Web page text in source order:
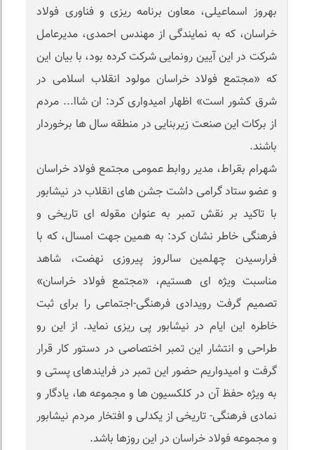
بهروز اسماعیلی، معاون برنامه ریزی و فناوری فولاد
خراسان، که به نمایندگی از مهندس احمدی، مدیرعامل
شرکت در این آیین رونمایی شرکت کرده بود، با بیان این
که «مجتمع فولاد خراسان مولود انقلاب اسلامی در
شرق کشور است» اظهار امیدواری کرد: ان شاا... مردم
از برکات این صنعت زیربنایی در منطقه سال ها برخوردار
باشند.
شهرام بقراط، مدیر روابط عمومی مجتمع فولاد خراسان
و عضو ستاد گرامی داشت جشن های انقلاب در نیشابور
با تاکید بر نقش تمبر به عنوان مقوله ‌ای تاریخی و
فرهنگی خاطر نشان کرد: به همین جهت امسال، که با
فرارسیدن چهلمین سالروز پیروزی نهضت، شاهد
مناسبت ویژه ای هستیم، «مجتمع فولاد خراسان»
تصمیم گرفت رویدادی فرهنگی-اجتماعی را برای ثبت
خاطره این ایام در نیشابور پی ریزی نماید. از این رو
طراحی و انتشار این تمبر اختصاصی در دستور کار قرار
گرفت و امیدواریم حضور این تمبر در فرایندهای پستی و
به ویژه حفظ آن در کلکسیون ها و مجموعه ها، یادگار و
نمادی فرهنگی- تاریخی از یکدلی و افتخار مردم نیشابور
و مجموعه فولاد خراسان در این روزها باشد.